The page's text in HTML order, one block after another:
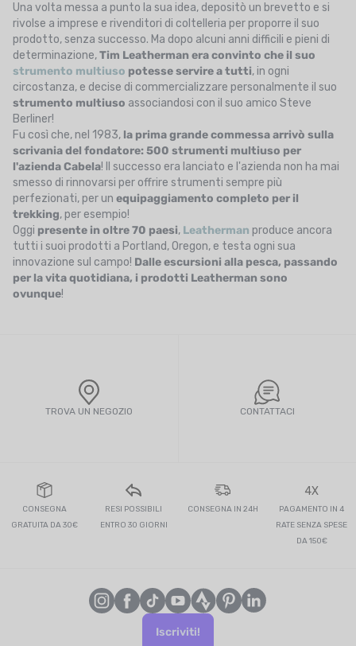
Una volta messa a punto la sua idea, depositò un brevetto e si
rivolse a imprese e rivenditori di coltelleria per proporre il suo
prodotto, senza successo. Ma dopo alcuni anni difficili e pieni di
determinazione,Tim Leatherman era convinto che il suo
strumento multiuso potesse servire a tutti, in ogni
circostanza, e decise di commercializzare personalmente il suo
strumento multiuso associandosi con il suo amico Steve
Berliner!
Fu così che, nel 1983, la prima grande commessa arrivò sulla
scrivania del fondatore: 500 strumenti multiuso per
l'azienda Cabela! Il successo era lanciato e l'azienda non ha mai
smesso di rinnovarsi per offrire strumenti sempre più
perfezionati, per un equipaggiamento completo per il
trekking, per esempio!
Oggi presente in oltre 70 paesi, Leatherman produce ancora
tutti i suoi prodotti a Portland, Oregon, e testa ogni sua
innovazione sul campo! Dalle escursioni alla pesca, passando
per la vita quotidiana, i prodotti Leatherman sono
ovunque!
TROVA UN NEGOZIO CONTATTACI
CONSEGNA
GRATUITA DA 30€
RESI POSSIBILI
ENTRO 30 GIORNI
CONSEGNA IN 24H
4X
PAGAMENTO IN 4
RATE SENZA SPESE
DA 150€
Iscriviti!